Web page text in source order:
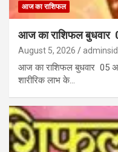
आज का राशिफल
आज का राशिफल
August 5, 2026
आज का राशिफल बुधवार 05
शारीरिक लाभ के…